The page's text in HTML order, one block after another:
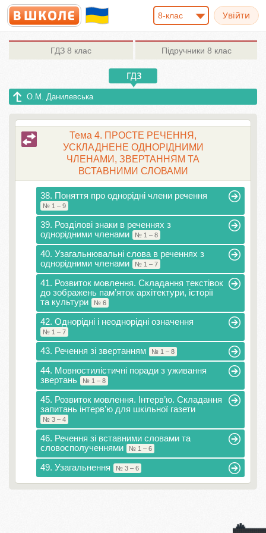
8-клас
ГДЗ 8 клас Підручники 8 клас
О.М. Данилевська
Тема 4. ПРОСТЕ РЕЧЕННЯ,
УСКЛАДНЕНЕ ОДНОРІДНИМИ
ЧЛЕНАМИ, ЗВЕРТАННЯМ ТА
ВСТАВНИМИ СЛОВАМИ
38. Поняття про однорідні члени речення
№ 1 – 9
39. Розділові знаки в реченнях з
однорідними членами
№ 1 – 8
40. Узагальнювальні слова в реченнях з
однорідними членами
№ 1 – 7
41. Розвиток мовлення. Складання текстівок
до зображень пам’яток архітектури, історії
та культури
№ 6
42. Однорідні і неоднорідні означення
№ 1 – 7
43. Речення зі звертанням № 1 – 8
44. Мовностилістичні поради з уживання
звертань
№ 1 – 8
45. Розвиток мовлення. Інтерв’ю. Складання
запитань інтерв’ю для шкільної газети
№ 3 – 4
46. Речення зі вставними словами та
словосполученнями
№ 1 – 6
49. Узагальнення № 3 – 6